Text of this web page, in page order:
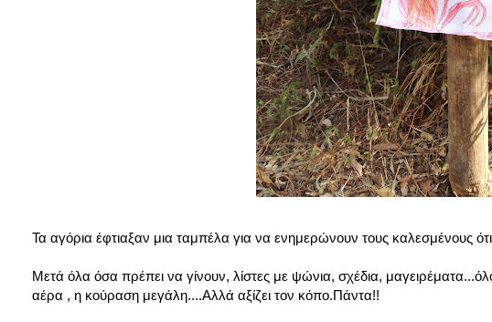
Τα αγόρια έφτιαξαν μια ταμπέλα για να ενημερώνουν τους καλεσμένους
Μετά όλα όσα πρέπει να γίνουν, λίστες με ψώνια, σχέδια,
αέρα , η κούραση μεγάλη....Αλλά αξίζει τον κόπο.Πάντα!!